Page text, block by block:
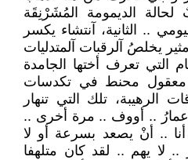
الديمومة المُشَرْنِقَة
.. الثانية، آنتشاء يكسر
يخلصُ آلرقبات آلمتدليات
التي تعرف أختها الجامدة
محنط في تكدسات
الرهيبة، تلك التي تنهار
.. أووف .. مرة أخرى ..
.. أنْ يصعد بسرعة أو لا
.. لا يهم .. لقد كان متلهفا